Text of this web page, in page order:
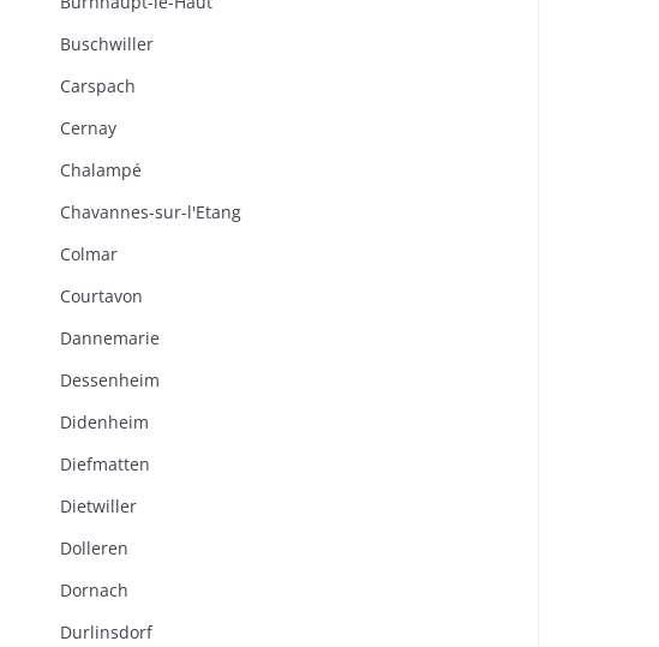
Buschwiller
Carspach
Cernay
Chalampé
Chavannes-sur-l'Etang
Colmar
Courtavon
Dannemarie
Dessenheim
Didenheim
Diefmatten
Dietwiller
Dolleren
Dornach
Durlinsdorf